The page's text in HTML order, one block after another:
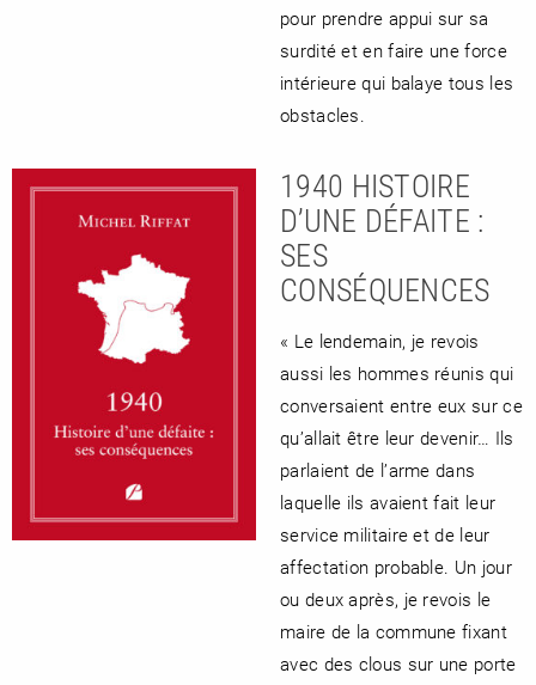
pour prendre appui sur sa
surdité et en faire une force
intérieure qui balaye tous les
obstacles.
1940 HISTOIRE
D’UNE DÉFAITE :
SES
CONSÉQUENCES
« Le lendemain, je revois
aussi les hommes réunis qui
conversaient entre eux sur ce
qu’allait être leur devenir… Ils
parlaient de l’arme dans
laquelle ils avaient fait leur
service militaire et de leur
affectation probable. Un jour
ou deux après, je revois le
maire de la commune fixant
avec des clous sur une porte